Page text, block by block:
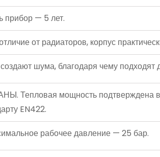
прибор — 5 лет.
от радиаторов, корпус
шума, благодаря чему подходят
Тепловая мощность подтверждена в
EN422.
рабочее давление — 25 бар.